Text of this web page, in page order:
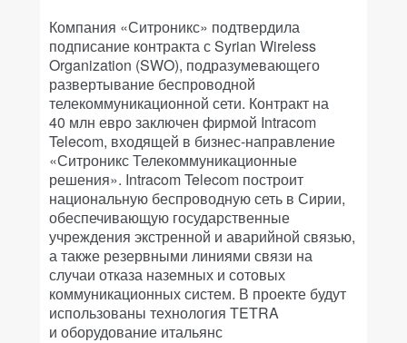
Компания «Ситроникс» подтвердила
подписание контракта с Syrian Wireless
Organization (SWO), подразумевающего
развертывание беспроводной
телекоммуникационной сети. Контракт на
40 млн евро заключен фирмой Intracom
Telecom, входящей в бизнес-направление
«Ситроникс Телекоммуникационные
решения». Intracom Telecom построит
национальную беспроводную сеть в Сирии,
обеспечивающую государственные
учреждения экстренной и аварийной связью,
а также резервными линиями связи на
случаи отказа наземных и сотовых
коммуникационных систем. В проекте будут
использованы технология TETRA
и оборудование итальянс